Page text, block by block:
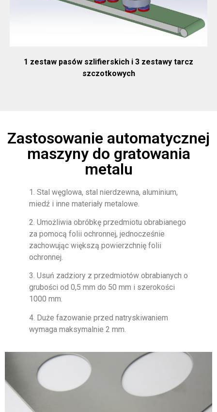
1 zestaw pasów szlifierskich i 3 zestawy tarcz
szczotkowych
Zastosowanie automatycznej
maszyny do gratowania
metalu
1. Stal węglowa, stal nierdzewna, aluminium,
miedź i inne materiały metalowe.
2. Umożliwia obróbkę przedmiotu obrabianego
za pomocą folii ochronnej, jednocześnie
zachowując większą powierzchnię folii
ochronnej.
3. Usuń zadziory z przedmiotów obrabianych o
grubości od 0,5 mm do 50 mm i szerokości
1000 mm.
4. Duże fazowanie przed natryskiwaniem
wymaga maksymalnie 2 mm.